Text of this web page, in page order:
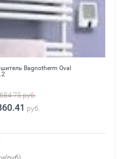
Bagnotherm Oval
руб.
руб.